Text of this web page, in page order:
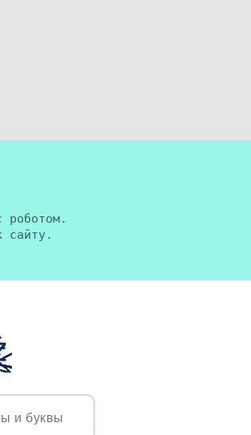
роботом.
сайту.